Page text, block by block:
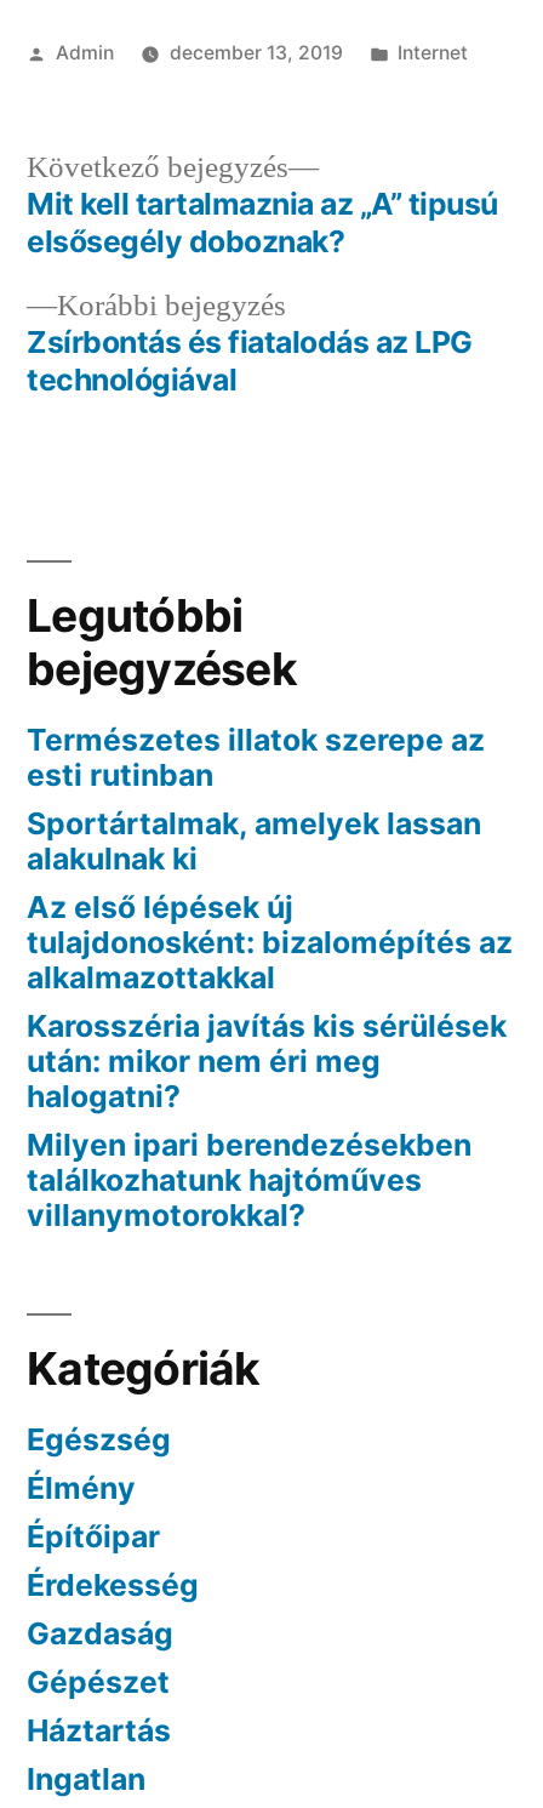
Szerző:
Admin december 13, 2019 Kategória:
Internet
Bejegyzés
navigáció
Korábbi bejegyzés
bejegyzés:
Zsírbontás és fiatalodás az LPG
technológiával
Következő bejegyzés
Következő
bejegyzés:
Mit kell tartalmaznia az „A” tipusú
elsősegély doboznak?
Legutóbbi
bejegyzések
Természetes illatok szerepe az
esti rutinban
Sportártalmak, amelyek lassan
alakulnak ki
Az első lépések új
tulajdonosként: bizalomépítés az
alkalmazottakkal
Karosszéria javítás kis sérülések
után: mikor nem éri meg
halogatni?
Milyen ipari berendezésekben
találkozhatunk hajtóműves
villanymotorokkal?
Kategóriák
Egészség
Élmény
Építőipar
Érdekesség
Gazdaság
Gépészet
Háztartás
Ingatlan